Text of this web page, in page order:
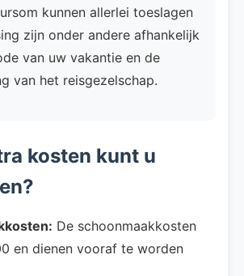
kunnen allerlei toeslagen
zijn onder andere afhankelijk
van uw vakantie en de
van het reisgezelschap.
kosten kunt u
De schoonmaakkosten
en dienen vooraf te worden